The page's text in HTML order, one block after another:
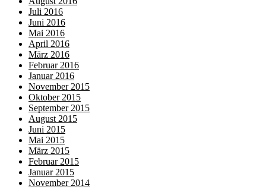
Juli 2016
Juni 2016
Mai 2016
April 2016
März 2016
Februar 2016
Januar 2016
November 2015
Oktober 2015
September 2015
August 2015
Juni 2015
Mai 2015
März 2015
Februar 2015
Januar 2015
November 2014